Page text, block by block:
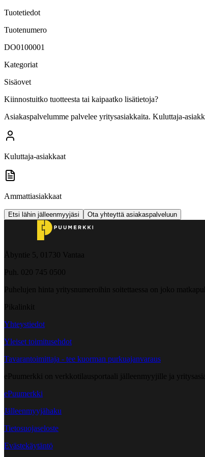
Tuotetiedot
Tuotenumero
DO0100001
Kategoriat
Sisäovet
Kiinnostuitko tuotteesta tai kaipaatko lisätietoja?
Asiakaspalvelumme palvelee yritysasiakkaita. Kuluttaja-
Kuluttaja-asiakkaat
Ammattiasiakkaat
Etsi lähin jälleenmyyjäsi Ota yhteyttä asiakaspalveluun
Åbyntie 5, 01730 Vantaa
Puh. 020 745 0500
Puhelujen hinta yritysnumeroihin soitettaessa on joko
Pikalinkit
Yhteystiedot
Yleiset toimitusehdot
Tavarantoimittaja - tee kuorman purkuajanvaraus
ePuumerkki on verkkotilausportaali jälleenmyyjille ja
ePuumerkki
Jälleenmyyjähaku
Tietosuojaseloste
Evästekäytäntö